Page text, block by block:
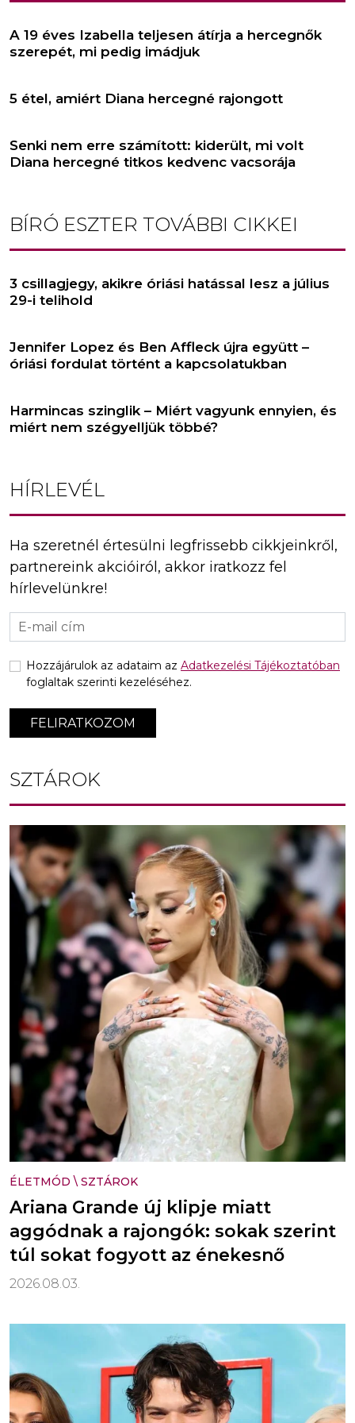
A 19 éves Izabella teljesen átírja a hercegnők
szerepét, mi pedig imádjuk
5 étel, amiért Diana hercegné rajongott
Senki nem erre számított: kiderült, mi volt
Diana hercegné titkos kedvenc vacsorája
BÍRÓ ESZTER TOVÁBBI CIKKEI
3 csillagjegy, akikre óriási hatással lesz a július
29-i telihold
Jennifer Lopez és Ben Affleck újra együtt –
óriási fordulat történt a kapcsolatukban
Harmincas szinglik – Miért vagyunk ennyien, és
miért nem szégyelljük többé?
HÍRLEVÉL
Ha szeretnél értesülni legfrissebb cikkjeinkről,
partnereink akcióiról, akkor iratkozz fel
hírlevelünkre!
FELIRATKOZOM
Hozzájárulok az adataim az Adatkezelési Tájékoztatóban
foglaltak szerinti kezeléséhez.
SZTÁROK
ÉLETMÓD \ SZTÁROK
Ariana Grande új klipje miatt
aggódnak a rajongók: sokak szerint
túl sokat fogyott az énekesnő
2026.08.03.